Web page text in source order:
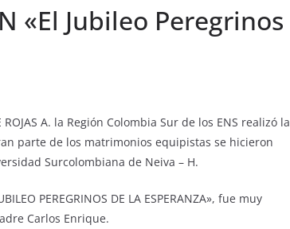
«El Jubileo Peregrinos
A. la Región Colombia Sur de los ENS realizó la
parte de los matrimonios equipistas se hicieron
Surcolombiana de Neiva – H.
PEREGRINOS DE LA ESPERANZA», fue muy
Carlos Enrique.